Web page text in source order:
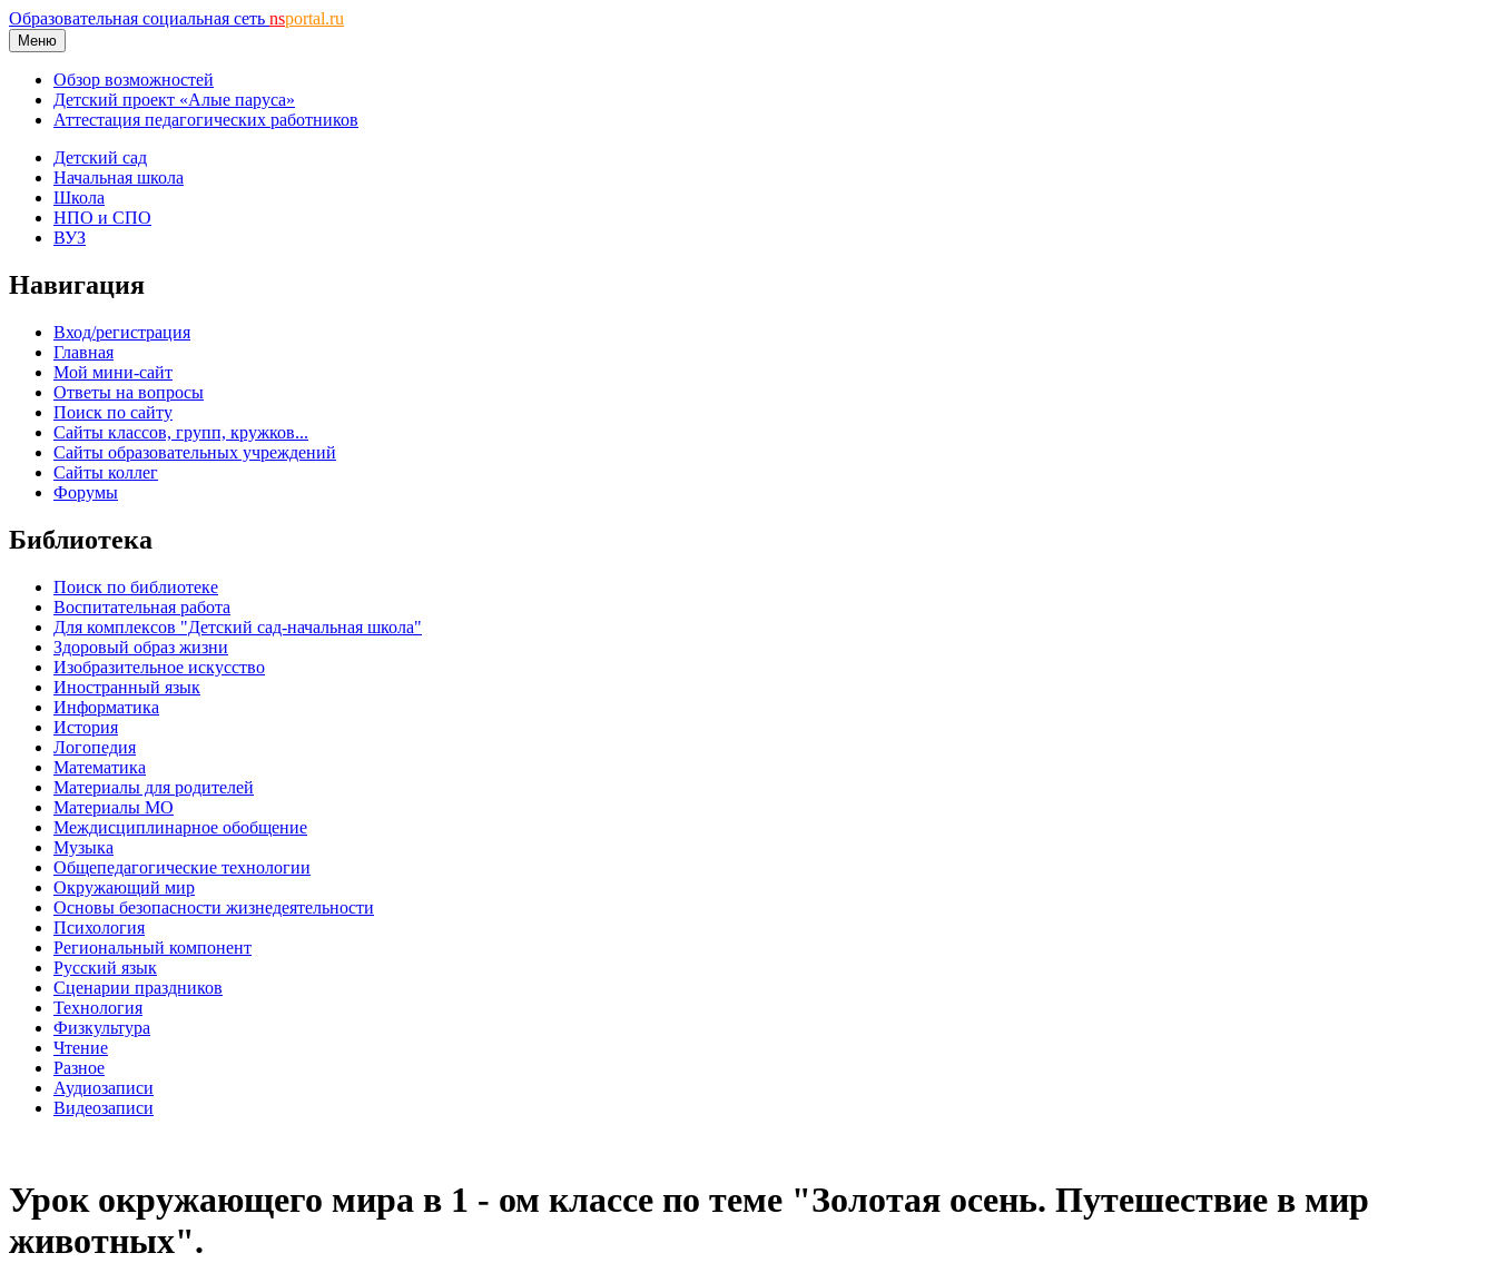
Образовательная социальная сеть nsportal.ru
Меню
Обзор возможностей
Детский проект «Алые паруса»
Аттестация педагогических работников
Детский сад
Начальная школа
Школа
НПО и СПО
ВУЗ
Навигация
Вход/регистрация
Главная
Мой мини-сайт
Ответы на вопросы
Поиск по сайту
Сайты классов, групп, кружков...
Сайты образовательных учреждений
Сайты коллег
Форумы
Библиотека
Поиск по библиотеке
Воспитательная работа
Для комплексов "Детский сад-начальная школа"
Здоровый образ жизни
Изобразительное искусство
Иностранный язык
Информатика
История
Логопедия
Математика
Материалы для родителей
Материалы МО
Междисциплинарное обобщение
Музыка
Общепедагогические технологии
Окружающий мир
Основы безопасности жизнедеятельности
Психология
Региональный компонент
Русский язык
Сценарии праздников
Технология
Физкультура
Чтение
Разное
Аудиозаписи
Видеозаписи
Урок окружающего мира в 1 - ом классе по теме "Золотая осень. Путешествие в мир
животных".